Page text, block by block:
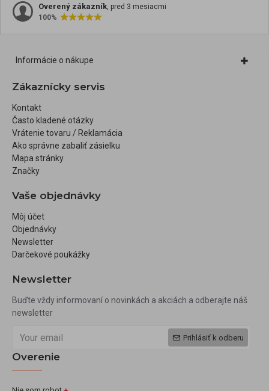
Overený zákazník, pred 3 mesiacmi
100%
Informácie o nákupe
Zákaznícky servis
Kontakt
Často kladené otázky
Vrátenie tovaru / Reklamácia
Ako správne zabaliť zásielku
Mapa stránky
Značky
Vaše objednávky
Môj účet
Objednávky
Newsletter
Darčekové poukážky
Newsletter
Buďte vždy informovaní o novinkách a akciách a odberajte náš
newsletter
Prihlásiť k odberu
Overenie